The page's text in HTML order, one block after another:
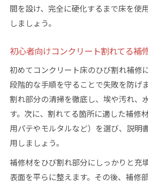
間を設け、完全に硬化するまで床を使
しましょう。
初心者向けコンクリート割れてる補
初めてコンクリート床のひび割れ補修
段階的な手順を守ることで失敗を防げ
割れ部分の清掃を徹底し、埃や汚れ、
す。次に、割れてる箇所に適した補修
用パテやモルタルなど）を選び、説明
用しましょう。
補修材をひび割れ部分にしっかりと充
表面を平らに整えます。その後、補修